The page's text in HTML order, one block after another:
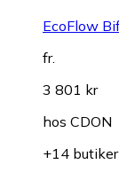
EcoFlow
fr.
3 801 kr
hos CDON
+14 butiker